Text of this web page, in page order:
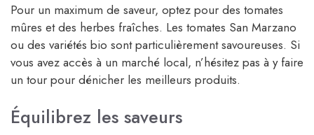
Pour un maximum de saveur, optez pour des tomates
mûres et des herbes fraîches. Les tomates San Marzano
ou des variétés bio sont particulièrement savoureuses. Si
vous avez accès à un marché local, n’hésitez pas à y faire
un tour pour dénicher les meilleurs produits.
Équilibrez les saveurs